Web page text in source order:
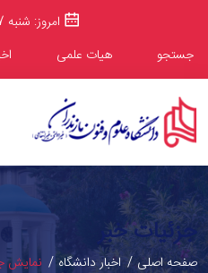
امروز: شنبه 17 مرداد 1405
جستجو
هیات علمی
جزئیات خبر
صفحه اصلی اخبار دانشگاه نمایش